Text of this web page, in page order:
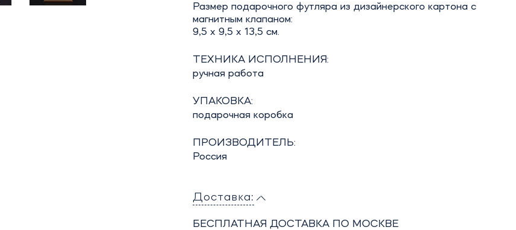
Размер подарочного футляра из дизайнерского картона с
магнитным клапаном:
9,5 х 9,5 х 13,5 см.
ТЕХНИКА ИСПОЛНЕНИЯ:
ручная работа
УПАКОВКА:
подарочная коробка
ПРОИЗВОДИТЕЛЬ:
Россия
Доставка:
БЕСПЛАТНАЯ ДОСТАВКА ПО МОСКВЕ